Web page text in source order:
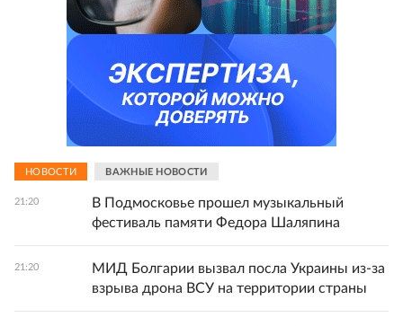
НОВОСТИ ВАЖНЫЕ НОВОСТИ
21:20
В Подмосковье прошел музыкальный
фестиваль памяти Федора Шаляпина
21:20
МИД Болгарии вызвал посла Украины из-за
взрыва дрона ВСУ на территории страны